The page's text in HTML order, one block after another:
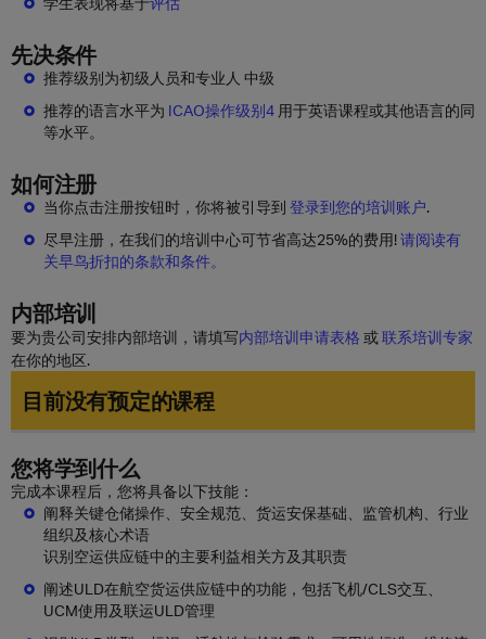
先决条件
推荐级别为初级人员和专业人 中级
推荐的语言水平为 ICAO操作级别4 用于英语课程或其他语言的同
等水平。
如何注册
当你点击注册按钮时，你将被引导到 登录到您的培训账户.
尽早注册，在我们的培训中心可节省高达25%的费用!请阅读有
关早鸟折扣的条款和条件。
内部培训
要为贵公司安排内部培训，请填写内部培训申请表格 或联系培训专家
在你的地区.
目前没有预定的课程
您将学到什么
完成本课程后，您将具备以下技能：
阐释关键仓储操作、安全规范、货运安保基础、监管机构、行业
组织及核心术语
识别空运供应链中的主要利益相关方及其职责
阐述ULD在航空货运供应链中的功能，包括飞机/CLS交互、
UCM使用及联运ULD管理